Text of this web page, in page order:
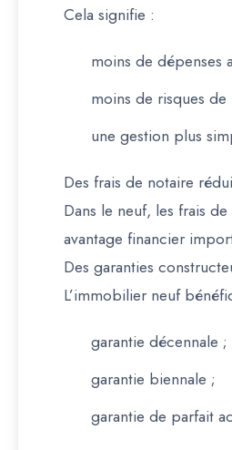
Cela signifie :
moins de dépenses
moins de risques de
une gestion plus
Des frais de notaire
Dans le neuf, les frais
avantage financier
Des garanties
L’immobilier neuf
garantie décennale ;
garantie biennale ;
garantie de parfait